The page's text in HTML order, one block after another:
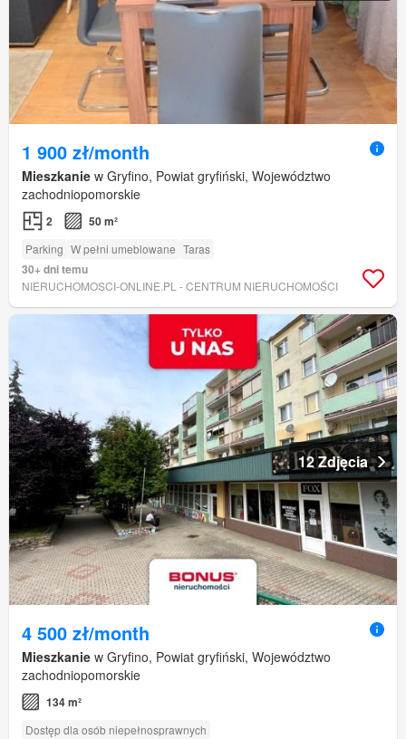
1 900 zł/month
Mieszkanie w Gryfino, Powiat gryfiński, Województwo
zachodniopomorskie
2 50 m²
Parking W pełni umeblowane Taras
30+ dni temu
NIERUCHOMOSCI-ONLINE.PL - CENTRUM NIERUCHOMOŚCI
12 Zdjęcia
4 500 zł/month
Mieszkanie w Gryfino, Powiat gryfiński, Województwo
zachodniopomorskie
134 m²
Dostęp dla osób niepełnosprawnych